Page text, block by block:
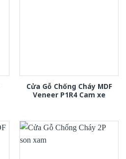
Cửa Gỗ Chống Cháy MDF
Veneer P1R4 Cam xe